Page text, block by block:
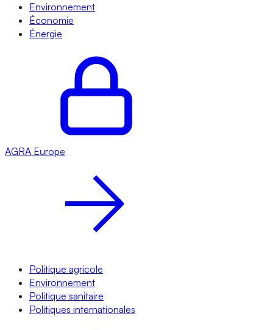
Environnement
Économie
Énergie
AGRA Europe
Politique agricole
Environnement
Politique sanitaire
Politiques internationales